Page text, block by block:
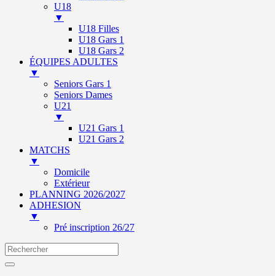
U18
▼
U18 Filles
U18 Gars 1
U18 Gars 2
ÉQUIPES ADULTES
▼
Seniors Gars 1
Seniors Dames
U21
▼
U21 Gars 1
U21 Gars 2
MATCHS
▼
Domicile
Extérieur
PLANNING 2026/2027
ADHESION
▼
Pré inscription 26/27